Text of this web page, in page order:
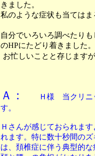
きました。
私のような症状も当ては
自分でいろいろ調べたり
のHPにたどり着きました。
お忙しいことと存じます
Ａ：
Ｈ様 当クリニ
す。
Ｈさんが感じておられま
れます。特に数十秒間の
は、頚椎症に伴う典型的